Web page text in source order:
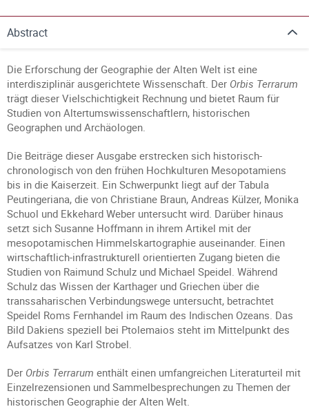
Abstract
Die Erforschung der Geographie der Alten Welt ist eine
interdisziplinär ausgerichtete Wissenschaft. Der Orbis Terrarum
trägt dieser Vielschichtigkeit Rechnung und bietet Raum für
Studien von Altertumswissenschaftlern, historischen
Geographen und Archäologen.
Die Beiträge dieser Ausgabe erstrecken sich historisch-
chronologisch von den frühen Hochkulturen Mesopotamiens
bis in die Kaiserzeit. Ein Schwerpunkt liegt auf der Tabula
Peutingeriana, die von Christiane Braun, Andreas Külzer, Monika
Schuol und Ekkehard Weber untersucht wird. Darüber hinaus
setzt sich Susanne Hoffmann in ihrem Artikel mit der
mesopotamischen Himmelskartographie auseinander. Einen
wirtschaftlich-infrastrukturell orientierten Zugang bieten die
Studien von Raimund Schulz und Michael Speidel. Während
Schulz das Wissen der Karthager und Griechen über die
transsaharischen Verbindungswege untersucht, betrachtet
Speidel Roms Fernhandel im Raum des Indischen Ozeans. Das
Bild Dakiens speziell bei Ptolemaios steht im Mittelpunkt des
Aufsatzes von Karl Strobel.
Der Orbis Terrarum enthält einen umfangreichen Literaturteil mit
Einzelrezensionen und Sammelbesprechungen zu Themen der
historischen Geographie der Alten Welt.